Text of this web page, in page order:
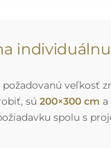
požadovanú veľkosť
sú 200×300 cm a
spolu s